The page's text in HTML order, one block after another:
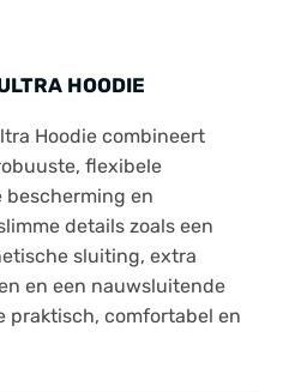
HOODIE
Hoodie combineert
flexibele
en
details zoals een
sluiting, extra
en een nauwsluitende
praktisch, comfortabel en